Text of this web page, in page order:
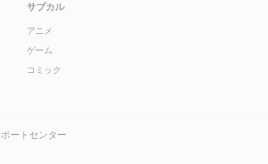
サブカル
アニメ
ゲーム
コミック
ートセンター